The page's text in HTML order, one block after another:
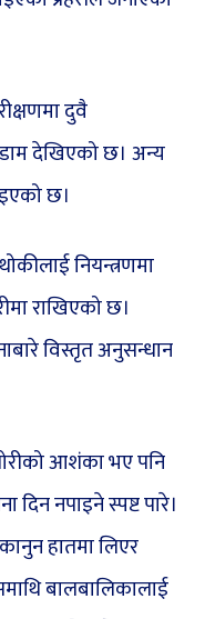
दुवै
देखिएको छ। अन्य
छ।
नियन्त्रणमा
राखिएको छ।
विस्तृत अनुसन्धान
आशंका भए पनि
दिन नपाइने स्पष्ट पारे।
हातमा लिएर
बालबालिकालाई